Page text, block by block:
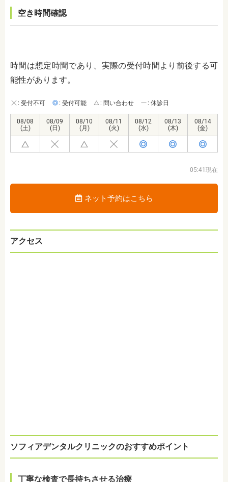
空き時間確認
時間は想定時間であり、実際の受付時間より前後する可
能性があります。
: 受付不可 : 受付可能 : 問い合わせ : 休診日
08/08
(土)
08/09
(日)
08/10
(月)
08/11
(火)
08/12
(水)
08/13
(木)
08/14
(金)
05:41現在
ネット予約はこちら
アクセス
ソフィアデンタルクリニックのおすすめポイント
丁寧な検査で長持ちさせる治療